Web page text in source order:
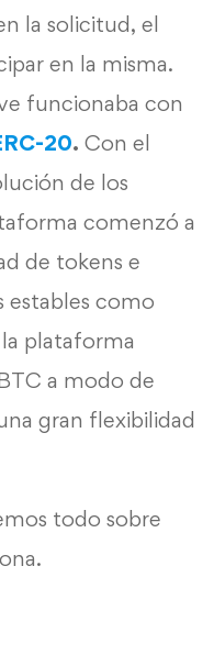
la solicitud, el
en la misma.
funcionaba con
20. Con el
de los
comenzó a
de tokens e
estables como
plataforma
a modo de
gran flexibilidad
todo sobre